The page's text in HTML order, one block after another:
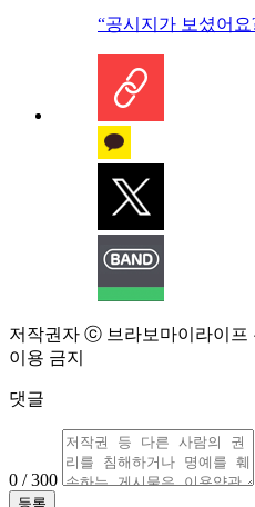
“공시지가 보셨어
저작권자 ⓒ 브라보마이라이프
이용 금지
댓글
0 / 300